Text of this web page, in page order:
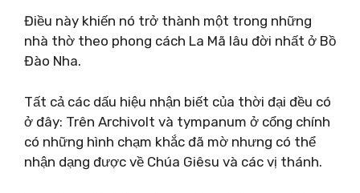
Điều này khiến nó trở thành một trong những
nhà thờ theo phong cách La Mã lâu đời nhất ở Bồ
Đào Nha.
Tất cả các dấu hiệu nhận biết của thời đại đều có
ở đây: Trên Archivolt và tympanum ở cổng chính
có những hình chạm khắc đã mờ nhưng có thể
nhận dạng được về Chúa Giêsu và các vị thánh.